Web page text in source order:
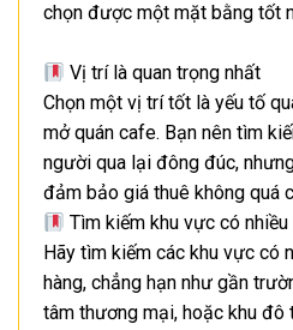
chọn được một mặt bằng tốt
Vị trí là quan trọng nhất
Chọn một vị trí tốt là yếu tố
mở quán cafe. Bạn nên tìm
người qua lại đông đúc,
đảm bảo giá thuê không quá
Tìm kiếm khu vực có
Hãy tìm kiếm các khu vực có
hàng, chẳng hạn như gần
tâm thương mại, hoặc khu đô